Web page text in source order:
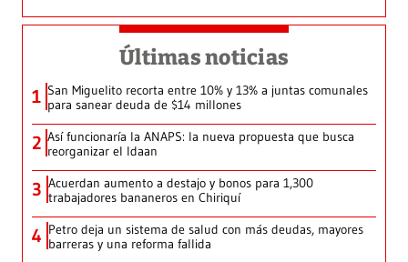
Últimas noticias
1 San Miguelito recorta entre 10% y 13% a juntas comunales
para sanear deuda de $14 millones
2 Así funcionaría la ANAPS: la nueva propuesta que busca
reorganizar el Idaan
3 Acuerdan aumento a destajo y bonos para 1,300
trabajadores bananeros en Chiriquí
4 Petro deja un sistema de salud con más deudas, mayores
barreras y una reforma fallida